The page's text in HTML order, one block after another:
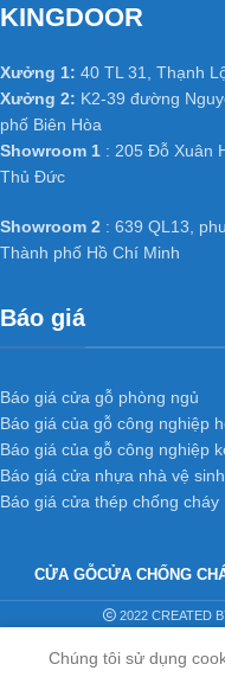
Đức, TP. Hồ Chí Minh.
Showroom : 297 Bạch
Chí Minh.
Tân, TP. Hồ Chí Minh.
KINGDOOR
Xưởng 1: 40 TL 31, Thạnh
Xưởng 2: K2-39 đường
phố Biên Hòa
Showroom 1 : 205 Đỗ Xuân
Thủ Đức
Showroom 2 : 639 QL13,
Thành phố Hồ Chí Minh
Báo giá
Báo giá cửa gỗ phòng ngủ
Báo giá của gỗ công nghiệp
Báo giá của gỗ công nghiệp
Báo giá cửa nhựa nhà vệ sinh
Báo giá cửa thép chống cháy
CỬA GỖCỬA CHỐNG
2022 CREATED
Chúng tôi sử dụng